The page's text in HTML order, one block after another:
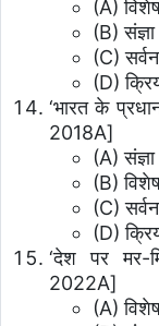
(A)
(B)
(C)
(D)
‘भारत के
2018A]
(A)
(B)
(C)
(D)
‘देश पर मर-
2022A]
(A)